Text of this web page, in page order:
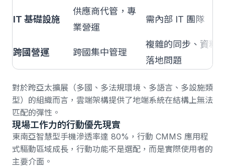
IT 基礎設施
供應商代管，專
業營運
需內部 IT 團隊
跨國營運 跨國集中管理
複雜的同步、資料
落地問題
對於跨亞太擴展（多國、多法規環境、多語言、多設施類
型）的組織而言，雲端架構提供了地端系統在結構上無法
匹配的彈性。
現場工作力的行動優先現實
東南亞智慧型手機滲透率達 80% ， 行動 CMMS 應用程
式驅動區域成長 ，行動功能不是選配，而是實際使用者的
主要介面。